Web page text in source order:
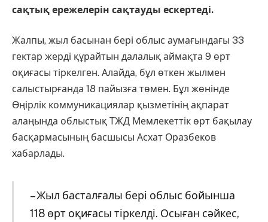
сақтық ережелерін сақтауды ескертеді.
Жалпы, жыл басынан бері облыс аумағындағы 33
гектар жерді құрайтын далалық аймақта 9 өрт
оқиғасы тіркелген. Алайда, бұл өткен жылмен
салыстырғанда 18 пайызға төмен. Бұл жөнінде
Өңірлік коммуникациялар қызметінің ақпарат
алаңында облыстық ТЖД Мемлекеттік өрт бақылау
басқармасының басшысы Асхат Оразбеков
хабарлады.
– Жыл басталғалы бері облыс бойынша
118 өрт оқиғасы тіркелді. Осыған сәйкес,